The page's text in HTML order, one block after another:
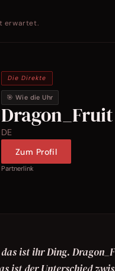
erwartet.
Die Direkte
🎯 Wie die Uhr
Dragon_Fruit
DE
Zum Profil
Partnerlink
ist ihr Ding.